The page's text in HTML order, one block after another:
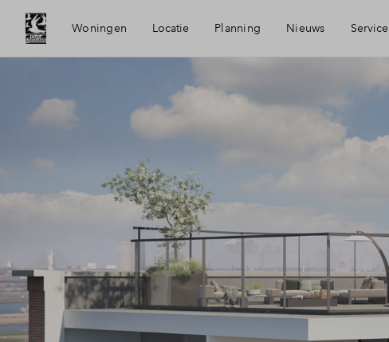
Woningen Locatie
Bereikbaarheid
Voorzieningen
Oud-IJmuiden
Panoramabeeld Oud-IJmuiden
Duurzaamheid
Planning Nieuws Service
Mijn Eigen Huis
Financiering
Woning kopen